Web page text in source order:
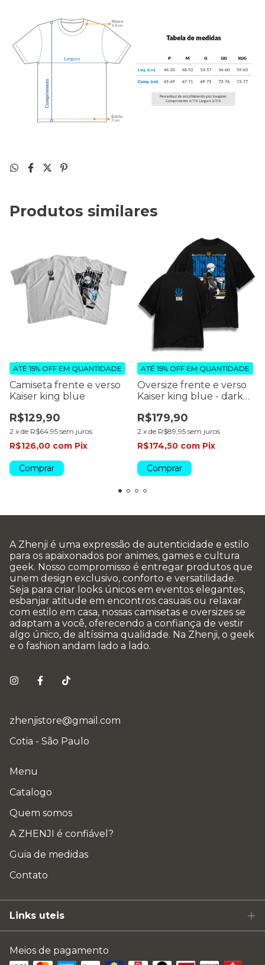
Produtos similares
Camiseta frente e verso
Kaiser king blue
R$129,90
2 x de R$64,95 sem juros
ATÉ 15% OFF EM QUANTIDADE
R$126,00 com Pix
Comprar
Oversize frente e verso
Kaiser king blue - dark
R$179,90
2 x de R$89,95 sem juros
ATÉ 15% OFF EM QUANTIDADE
R$174,50 com Pix
Comprar
A Zhenji é uma expressão de autenticidade e estilo
para os apaixonados por animes, games e cultura
geek. Nosso compromisso é entregar produtos que
unem design exclusivo, conforto e versatilidade.
Seja para criar looks únicos em eventos elegantes,
esbanjar atitude em encontros casuais ou relaxar
com estilo em casa, nossas camisetas e oversizes se
adaptam a você, oferecendo a confiança de vestir
algo único, de altíssima qualidade. Na Zhenji, o geek
e o fashion andam lado a lado.
zhenjistore@gmail.com
Cotia - São Paulo
Menu
Catalogo
Quem somos
A ZHENJI é confiável?
Guia de medidas
Contato
Links uteis
Meios de pagamento